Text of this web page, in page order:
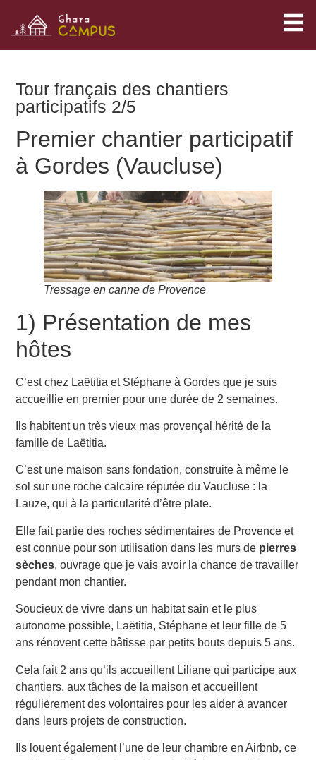
Tour français des chantiers
participatifs 2/5
Premier chantier participatif
à Gordes (Vaucluse)
Tressage en canne de Provence
1) Présentation de mes
hôtes
C’est chez Laëtitia et Stéphane à Gordes que je suis
accueillie en premier pour une durée de 2 semaines.
Ils habitent un très vieux mas provençal hérité de la
famille de Laëtitia.
C’est une maison sans fondation, construite à même le
sol sur une roche calcaire réputée du Vaucluse : la
Lauze, qui à la particularité d’être plate.
Elle fait partie des roches sédimentaires de Provence et
est connue pour son utilisation dans les murs de pierres
sèches, ouvrage que je vais avoir la chance de travailler
pendant mon chantier.
Soucieux de vivre dans un habitat sain et le plus
autonome possible, Laëtitia, Stéphane et leur fille de 5
ans rénovent cette bâtisse par petits bouts depuis 5 ans.
Cela fait 2 ans qu’ils accueillent Liliane qui participe aux
chantiers, aux tâches de la maison et accueillent
régulièrement des volontaires pour les aider à avancer
dans leurs projets de construction.
Ils louent également l’une de leur chambre en Airbnb, ce